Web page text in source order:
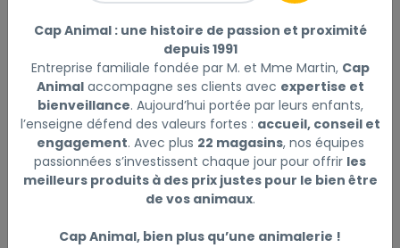
Livraison à domicile (offerte dès
69€) :
Disponible
1
Prix au kg : 22.86 €
+
-
Ajouter au panier
Cap Animal : une histoire de passion et proximité
depuis 1991
Entreprise familiale fondée par M. et Mme Martin, Cap
Animalaccompagne ses clients avec expertise et
bienveillance. Aujourd’hui portée par leurs enfants,
l’enseigne défend des valeurs fortes : accueil, conseil et
engagement. Avec plus 22 magasins, nos équipes
passionnées s’investissent chaque jour pour offrir les
meilleurs produits à des prix justes pour le bien être
de vos animaux.
Cap Animal, bien plus qu’une animalerie !